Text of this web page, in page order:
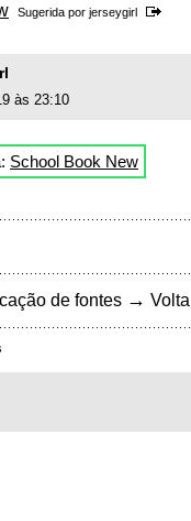
Sugerida por jerseygirl
às 23:10
School Book New
de fontes →